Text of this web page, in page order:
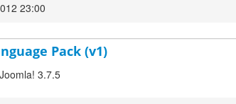
23:00
Pack (v1)
3.7.5